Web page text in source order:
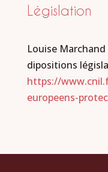
Législation
Louise Marchand
dipositions
https://
europeens-